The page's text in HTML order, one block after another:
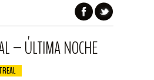
– ÚLTIMA NOCHE